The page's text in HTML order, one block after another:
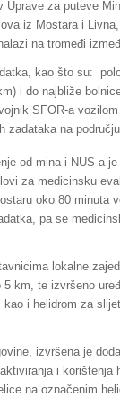
za puteve
iz Mostara i
na tromeđi
kao što su:
i do najbliže
SFOR-a
na
od mina i NUS-a
za medicinsku
oko 80 minuta
pa se
lokalne
km, te izvršeno
i helidrom za
izvršena je
i korištenja
na označenim